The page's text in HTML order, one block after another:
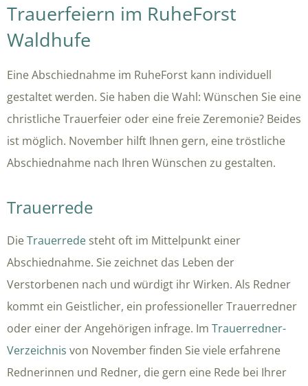
Trauerfeiern im RuheForst
Waldhufe
Eine Abschiednahme im RuheForst kann individuell
gestaltet werden. Sie haben die Wahl: Wünschen Sie eine
christliche Trauerfeier oder eine freie Zeremonie? Beides
ist möglich. November hilft Ihnen gern, eine tröstliche
Abschiednahme nach Ihren Wünschen zu gestalten.
Trauerrede
DieTrauerrede steht oft im Mittelpunkt einer
Abschiednahme. Sie zeichnet das Leben der
Verstorbenen nach und würdigt ihr Wirken. Als Redner
kommt ein Geistlicher, ein professioneller Trauerredner
oder einer der Angehörigen infrage. Im Trauerredner-
Verzeichnis von November finden Sie viele erfahrene
Rednerinnen und Redner, die gern eine Rede bei Ihrer